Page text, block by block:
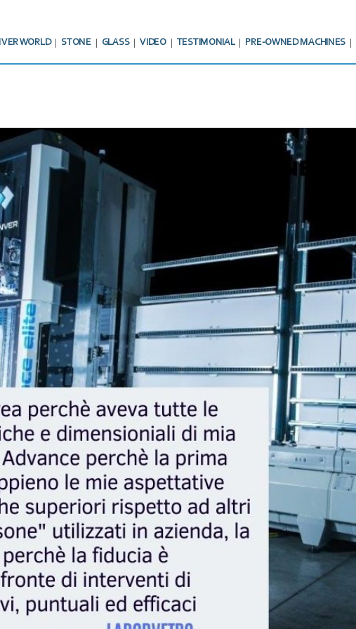
WORLD STONE GLASS VIDEO TESTIMONIAL PRE-OWNED MACHINES